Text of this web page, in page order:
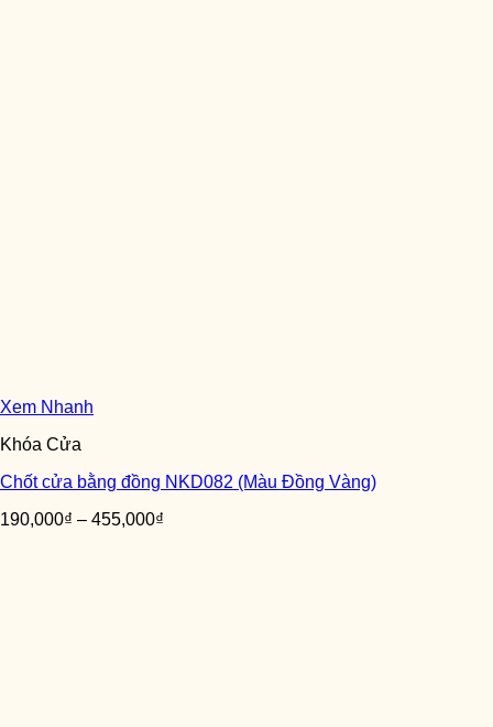
Xem Nhanh
Khóa Cửa
Chốt cửa bằng đồng NKD082 (Màu Đồng Vàng)
190,000₫ – 455,000₫